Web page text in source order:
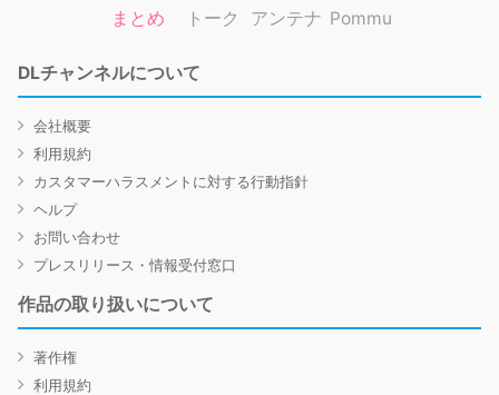
まとめ トーク アンテナ Pommu
DLチャンネルについて
会社概要
利用規約
カスタマーハラスメントに対する行動指針
ヘルプ
お問い合わせ
プレスリリース・情報受付窓口
作品の取り扱いについて
著作権
利用規約